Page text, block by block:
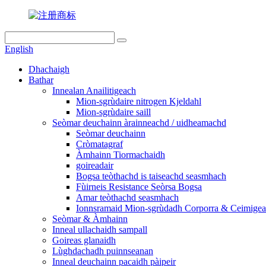
English
Dhachaigh
Bathar
Innealan Anailitigeach
Mion-sgrùdaire nitrogen Kjeldahl
Mion-sgrùdaire saill
Seòmar deuchainn àrainneachd / uidheamachd
Seòmar deuchainn
Cròmatagraf
Àmhainn Tiormachaidh
goireadair
Bogsa teòthachd is taiseachd seasmhach
Fùirneis Resistance Seòrsa Bogsa
Amar teòthachd seasmhach
Ionnsramaid Mion-sgrùdadh Corporra &
Seòmar & Àmhainn
Inneal ullachaidh sampall
Goireas glanaidh
Lùghdachadh puinnseanan
Inneal deuchainn pacaidh pàipeir